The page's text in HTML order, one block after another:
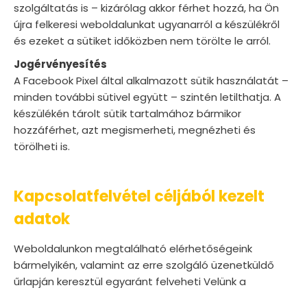
szolgáltatás is – kizárólag akkor férhet hozzá, ha Ön
újra felkeresi weboldalunkat ugyanarról a készülékről
és ezeket a sütiket időközben nem törölte le arról.
Jogérvényesítés
A Facebook Pixel által alkalmazott sütik használatát –
minden további sütivel együtt – szintén letilthatja. A
készülékén tárolt sütik tartalmához bármikor
hozzáférhet, azt megismerheti, megnézheti és
törölheti is.
Kapcsolatfelvétel céljából kezelt
adatok
Weboldalunkon megtalálható elérhetőségeink
bármelyikén, valamint az erre szolgáló üzenetküldő
űrlapján keresztül egyaránt felveheti Velünk a